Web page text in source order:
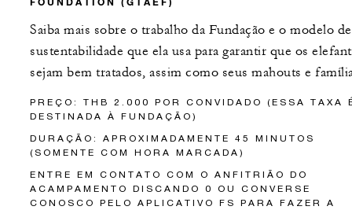
Saiba mais sobre o trabalho da Fundação e o modelo de
sustentabilidade que ela usa para garantir que os
sejam bem tratados, assim como seus mahouts e
PREÇO: THB 2.000 POR CONVIDADO (ESSA TAXA
DESTINADA À FUNDAÇÃO)
DURAÇÃO: APROXIMADAMENTE 45 MINUTOS
(SOMENTE COM HORA MARCADA)
ENTRE EM CONTATO COM O ANFITRIÃO DO
ACAMPAMENTO DISCANDO 0 OU CONVERSE
CONOSCO PELO APLICATIVO FS PARA FAZER A